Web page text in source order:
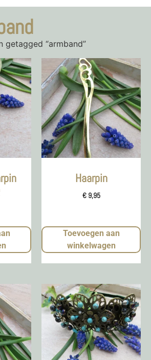
getagged “armband”
Haarpin
€9,95
Toevoegen aan
winkelwagen